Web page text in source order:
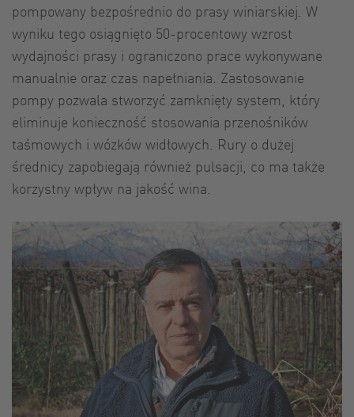
pompowany bezpośrednio do prasy winiarskiej. W
wyniku tego osiągnięto 50-procentowy wzrost
wydajności prasy i ograniczono prace wykonywane
manualnie oraz czas napełniania. Zastosowanie
pompy pozwala stworzyć zamknięty system, który
eliminuje konieczność stosowania przenośników
taśmowych i wózków widłowych. Rury o dużej
średnicy zapobiegają również pulsacji, co ma także
korzystny wpływ na jakość wina.